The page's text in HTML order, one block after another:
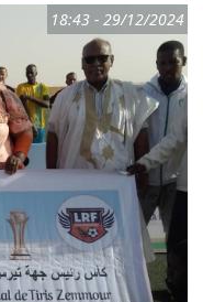
29/12/2024 - 18:43